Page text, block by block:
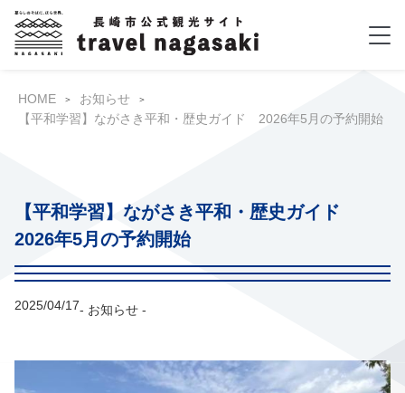
HOME
お知らせ
【平和学習】ながさき平和・歴史ガイド 2026年5月の予約開始
【平和学習】ながさき平和・歴史ガイド
2026年5月の予約開始
2025/04/17- お知らせ -